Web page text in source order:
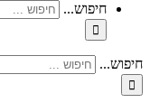
חיפוש...
חיפוש...